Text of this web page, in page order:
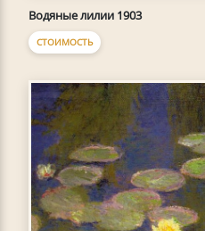
Водяные лилии 1903
СТОИМОСТЬ